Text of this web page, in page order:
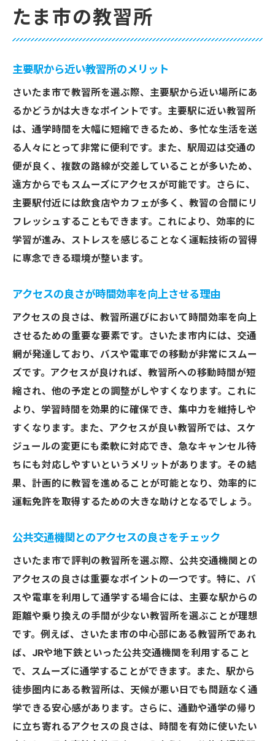
たま市の教習所
主要駅から近い教習所のメリット
さいたま市で教習所を選ぶ際、主要駅から近い場所にあ
るかどうかは大きなポイントです。主要駅に近い教習所
は、通学時間を大幅に短縮できるため、多忙な生活を送
る人々にとって非常に便利です。また、駅周辺は交通の
便が良く、複数の路線が交差していることが多いため、
遠方からでもスムーズにアクセスが可能です。さらに、
主要駅付近には飲食店やカフェが多く、教習の合間にリ
フレッシュすることもできます。これにより、効率的に
学習が進み、ストレスを感じることなく運転技術の習得
に専念できる環境が整います。
アクセスの良さが時間効率を向上させる理由
アクセスの良さは、教習所選びにおいて時間効率を向上
させるための重要な要素です。さいたま市内には、交通
網が発達しており、バスや電車での移動が非常にスムー
ズです。アクセスが良ければ、教習所への移動時間が短
縮され、他の予定との調整がしやすくなります。これに
より、学習時間を効果的に確保でき、集中力を維持しや
すくなります。また、アクセスが良い教習所では、スケ
ジュールの変更にも柔軟に対応でき、急なキャンセル待
ちにも対応しやすいというメリットがあります。その結
果、計画的に教習を進めることが可能となり、効率的に
運転免許を取得するための大きな助けとなるでしょう。
公共交通機関とのアクセスの良さをチェック
さいたま市で評判の教習所を選ぶ際、公共交通機関との
アクセスの良さは重要なポイントの一つです。特に、バ
スや電車を利用して通学する場合には、主要な駅からの
距離や乗り換えの手間が少ない教習所を選ぶことが理想
です。例えば、さいたま市の中心部にある教習所であれ
ば、JRや地下鉄といった公共交通機関を利用すること
で、スムーズに通学することができます。また、駅から
徒歩圏内にある教習所は、天候が悪い日でも問題なく通
学できる安心感があります。さらに、通勤や通学の帰り
に立ち寄れるアクセスの良さは、時間を有効に使いたい